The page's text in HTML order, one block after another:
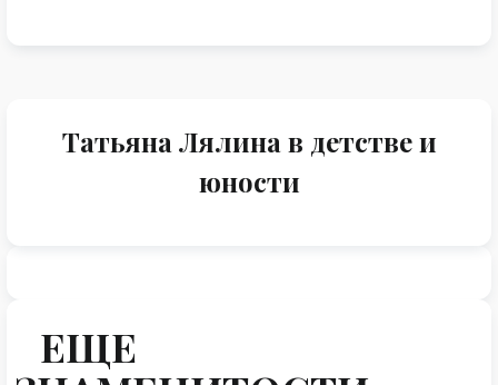
Татьяна Лялина в детстве и
юности
ЕЩЕ